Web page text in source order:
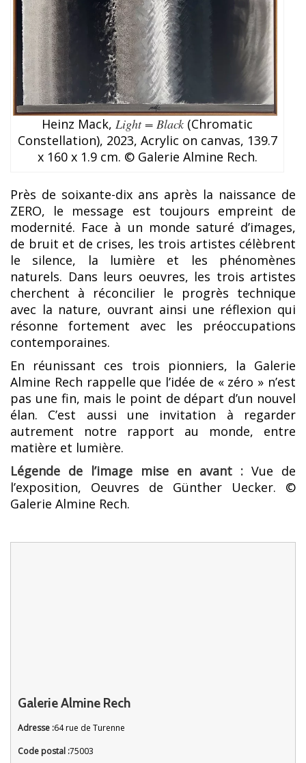
Heinz Mack,Light = Black (Chromatic
Constellation), 2023, Acrylic on canvas, 139.7
x 160 x 1.9 cm. © Galerie Almine Rech.
Près de soixante-dix ans après la naissance de
ZERO, le message est toujours empreint de
modernité. Face à un monde saturé d’images,
de bruit et de crises, les trois artistes célèbrent
le silence, la lumière et les phénomènes
naturels. Dans leurs oeuvres, les trois artistes
cherchent à réconcilier le progrès technique
avec la nature, ouvrant ainsi une réflexion qui
résonne fortement avec les préoccupations
contemporaines.
En réunissant ces trois pionniers, la Galerie
Almine Rech rappelle que l’idée de « zéro » n’est
pas une fin, mais le point de départ d’un nouvel
élan. C’est aussi une invitation à regarder
autrement notre rapport au monde, entre
matière et lumière.
Légende de l’image mise en avant : Vue de
l’exposition, Oeuvres de Günther Uecker. ©
Galerie Almine Rech.
Galerie Almine Rech
Adresse :64 rue de Turenne
Code postal :75003